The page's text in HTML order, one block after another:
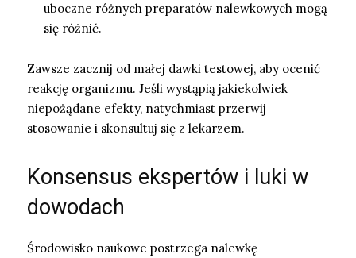
uboczne różnych preparatów nalewkowych mogą
się różnić.
Zawsze zacznij od małej dawki testowej, aby ocenić
reakcję organizmu. Jeśli wystąpią jakiekolwiek
niepożądane efekty, natychmiast przerwij
stosowanie i skonsultuj się z lekarzem.
Konsensus ekspertów i luki w
dowodach
Środowisko naukowe postrzega nalewkę